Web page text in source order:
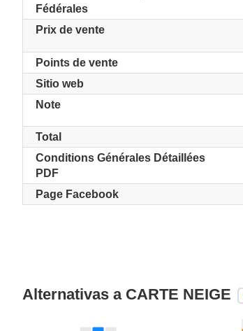
Fédérales
Prix de vente
Points de vente
Sitio web
Note
Total
Conditions Générales Détaillées
PDF
Page Facebook
Alternativas a CARTE NEIGE